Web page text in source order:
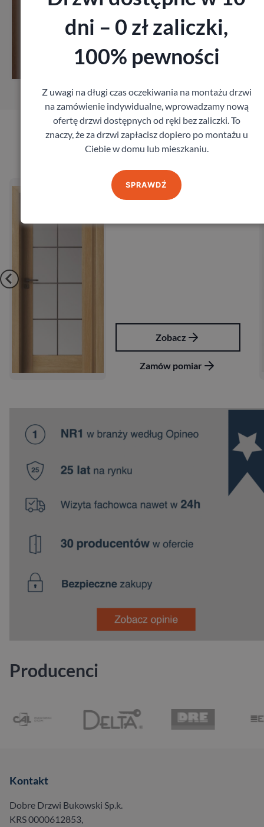
Zamów pomiar
Produkty marki Admar
Drzwi Admar Genesis
Admar
Zobacz
Zamów pomiar
Producenci
Kontakt
Dobre Drzwi Bukowski Sp.k.
KRS 0000612853,
dni – 0 zł zaliczki,
100% pewności
Z uwagi na długi czas oczekiwania na montażu drzwi
na zamówienie indywidualne, wprowadzamy nową
ofertę drzwi dostępnych od ręki bez zaliczki. To
znaczy, że za drzwi zapłacisz dopiero po montażu u
Ciebie w domu lub mieszkaniu.
SPRAWDŹ